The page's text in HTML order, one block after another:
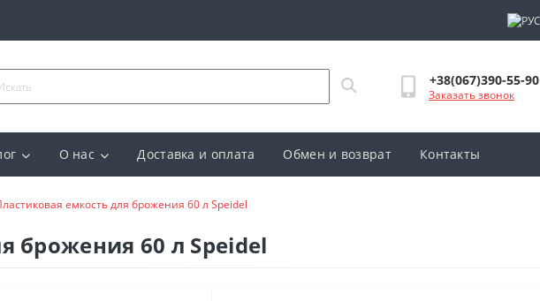
+38(067)390-55-90
Заказать звонок
О нас Доставка и оплата Обмен и возврат Контакты
емкость для брожения 60 л Speidel
брожения 60 л Speidel